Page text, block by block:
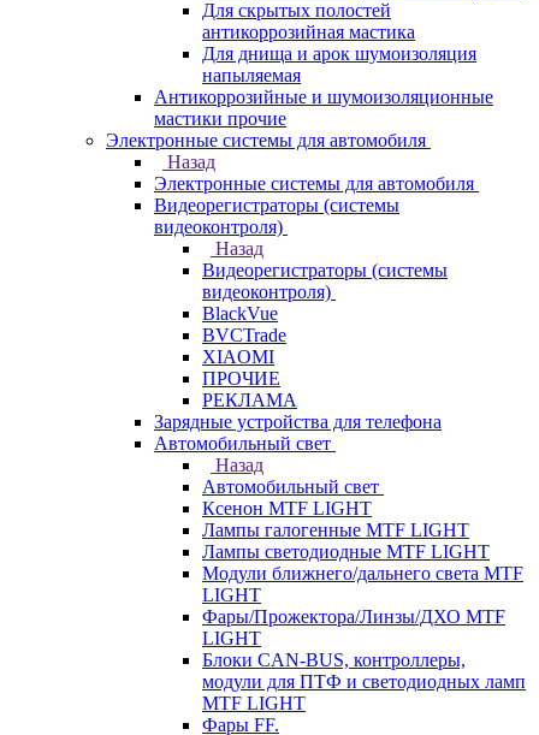
Для скрытых полостей
антикоррозийная мастика
Для днища и арок шумоизоляция
напыляемая
Антикоррозийные и шумоизоляционные
мастики прочие
Электронные системы для автомобиля
Назад
Электронные системы для автомобиля
Видеорегистраторы (системы
видеоконтроля)
Назад
Видеорегистраторы (системы
видеоконтроля)
BlackVue
BVCTrade
XIAOMI
ПРОЧИЕ
РЕКЛАМА
Зарядные устройства для телефона
Автомобильный свет
Назад
Автомобильный свет
Ксенон MTF LIGHT
Лампы галогенные MTF LIGHT
Лампы светодиодные MTF LIGHT
Модули ближнего/дальнего света MTF
LIGHT
Фары/Прожектора/Линзы/ДХО MTF
LIGHT
Блоки CAN-BUS, контроллеры,
модули для ПТФ и светодиодных ламп
MTF LIGHT
Фары FF.